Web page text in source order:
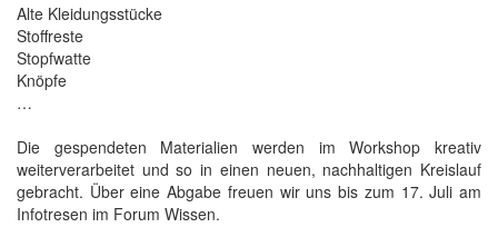
Alte Kleidungsstücke
Stoffreste
Stopfwatte
Knöpfe
…
Die gespendeten Materialien werden im Workshop kreativ
weiterverarbeitet und so in einen neuen, nachhaltigen Kreislauf
gebracht. Über eine Abgabe freuen wir uns bis zum 17. Juli am
Infotresen im Forum Wissen.